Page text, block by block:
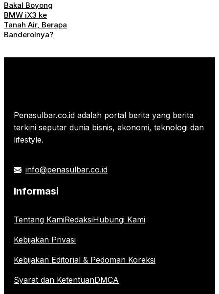
Bakal Boyong
BMW iX3 ke
Tanah Air, Berapa
Banderolnya?
Penasulbar.co.id adalah portal berita yang berita
terkini seputar dunia bisnis, ekonomi, teknologi dan
lifestyle.
info@penasulbar.co.id
Informasi
Tentang KamiRedaksiHubungi Kami
Kebijakan Privasi
Kebijakan Editorial & Pedoman Koreksi
Syarat dan KetentuanDMCA